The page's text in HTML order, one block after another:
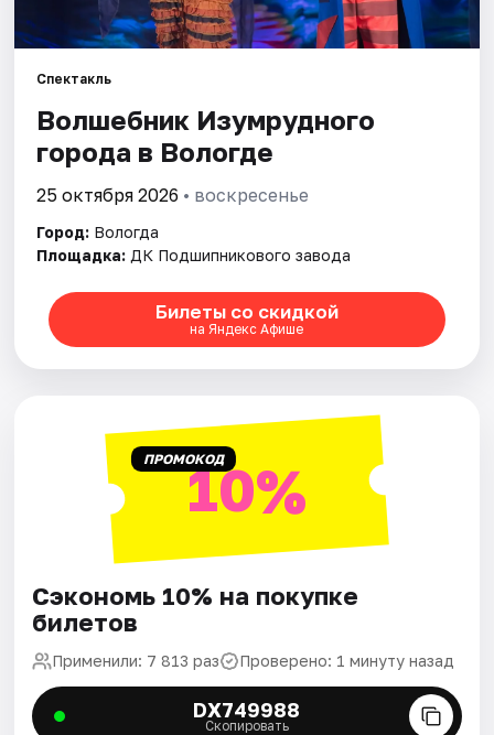
Площадки
Рейтинги
Спектакль
Волшебник Изумрудного
города в Вологде
25 октября 2026 • воскресенье
Город: Вологда
Площадка: ДК Подшипникового завода
Билеты со скидкой
на Яндекс Афише
ПРОМОКОД10%
Сэкономь 10% на покупке
билетов
Применили: 7 813 раз Проверено: 1 минуту назад
DX749988
Скопировать